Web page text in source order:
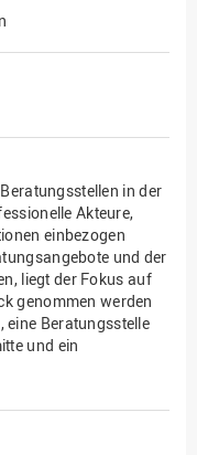
in der
Akteure,
einbezogen
und der
liegt der Fokus auf
genommen werden
Beratungsstelle
und ein